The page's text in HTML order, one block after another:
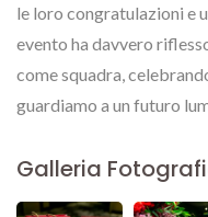
le loro congratulazioni e
evento ha davvero
come squadra,
guardiamo a un futuro
Galleria